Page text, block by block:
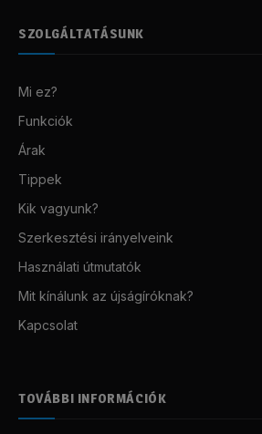
SZOLGÁLTATÁSUNK
Mi ez?
Funkciók
Árak
Tippek
Kik vagyunk?
Szerkesztési irányelveink
Használati útmutatók
Mit kínálunk az újságíróknak?
Kapcsolat
TOVÁBBI INFORMÁCIÓK